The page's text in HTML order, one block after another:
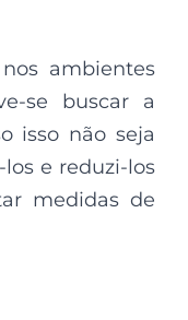
ambientes
se buscar a
isso não seja
e reduzi-los
medidas de